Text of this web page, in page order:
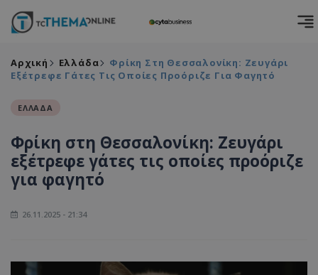
Αρχική Ελλάδα
Φρίκη Στη Θεσσαλονίκη: Ζευγάρι
Εξέτρεφε Γάτες Τις Οποίες Προόριζε Για Φαγητό
ΕΛΛΑΔΑ
Φρίκη στη Θεσσαλονίκη: Ζευγάρι
εξέτρεφε γάτες τις οποίες προόριζε
για φαγητό
26.11.2025 - 21:34